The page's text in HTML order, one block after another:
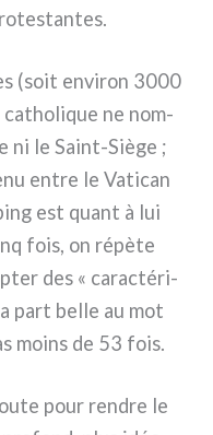
(soit envi­ron 3000
catho­li­que ne nom­
ni le Saint-Siège ;
entre le Vatican
est quant à lui
fois, on répè­te
des « carac­té­ri­
part bel­le au mot
moins de 53 fois.
pour ren­dre le